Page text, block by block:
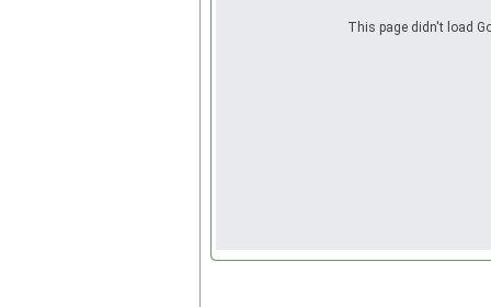
This page didn't load